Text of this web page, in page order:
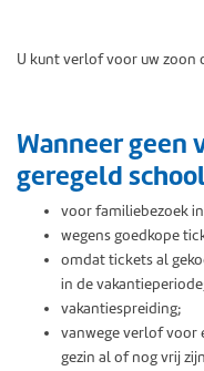
U kunt verlof voor uw zoon
Wanneer
geregeld
voor familiebezoek
wegens goedkope
omdat tickets al
in de
vakantiespreiding;
vanwege verlof voor
gezin al of nog vrij